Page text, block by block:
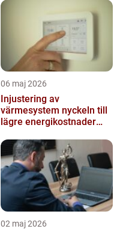
06 maj 2026
Injustering av
värmesystem nyckeln till
lägre energikostnader
inomhusklimat
02 maj 2026